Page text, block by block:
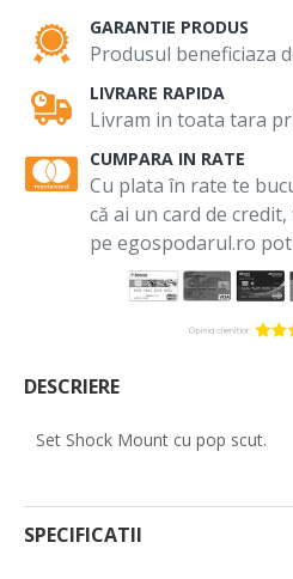
GARANTIE PRODUS
Produsul beneficiaza
LIVRARE RAPIDA
Livram in toata tara
CUMPARA IN RATE
Cu plata în rate te
că ai un card de
pe egospodarul.ro
DESCRIERE
Set Shock Mount cu pop scut.
SPECIFICATII